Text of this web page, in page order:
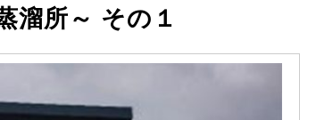
溜所～ その１